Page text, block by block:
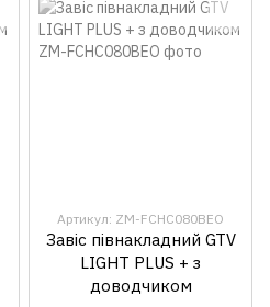
Артикул: ZM-FCHC080BEO
Завіс півнакладний GTV
LIGHT PLUS + з
доводчиком